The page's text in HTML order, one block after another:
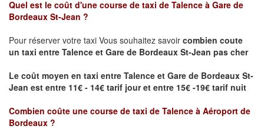
Quel est le coût d'une course de taxi de Talence à Gare de
Bordeaux St-Jean ?
Pour réserver votre taxi Vous souhaitez savoir combien coute
un taxi entre Talence et Gare de Bordeaux St-Jean pas cher
Le coût moyen en taxi entre Talence et Gare de Bordeaux St-
Jean est entre 11€ - 14€ tarif jour et entre 15€ -19€ tarif nuit
Combien coûte une course de taxi de Talence à Aéroport de
Bordeaux ?